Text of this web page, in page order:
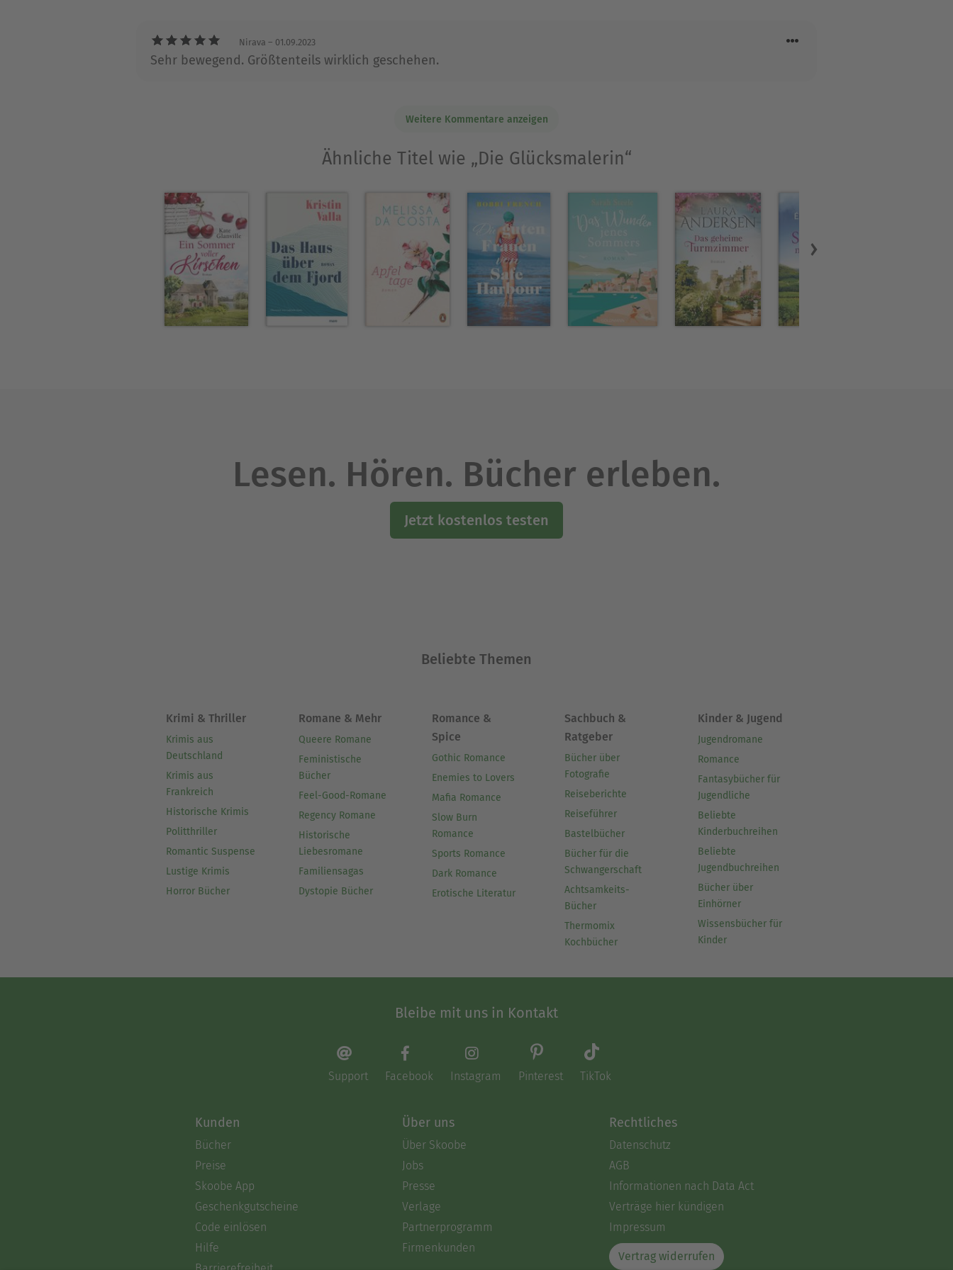
Nirava – 01.09.2023
Sehr bewegend. Größtenteils wirklich geschehen.
Weitere Kommentare anzeigen
Ähnliche Titel wie „Die Glücksmalerin“
Lesen. Hören. Bücher erleben.
Jetzt kostenlos testen
Beliebte Themen
Krimi & Thriller
Krimis aus
Deutschland
Krimis aus
Frankreich
Historische Krimis
Politthriller
Romantic Suspense
Lustige Krimis
Horror Bücher
Romane & Mehr
Queere Romane
Feministische
Bücher
Feel-Good-Romane
Regency Romane
Historische
Liebesromane
Familiensagas
Dystopie Bücher
Romance &
Spice
Gothic Romance
Enemies to Lovers
Mafia Romance
Slow Burn
Romance
Sports Romance
Dark Romance
Erotische Literatur
Sachbuch &
Ratgeber
Bücher über
Fotografie
Reiseberichte
Reiseführer
Bastelbücher
Bücher für die
Schwangerschaft
Achtsamkeits-
Bücher
Thermomix
Kochbücher
Kinder & Jugend
Jugendromane
Romance
Fantasybücher für
Jugendliche
Beliebte
Kinderbuchreihen
Beliebte
Jugendbuchreihen
Bücher über
Einhörner
Wissensbücher für
Kinder
Bleibe mit uns in Kontakt
Support Facebook Instagram Pinterest TikTok
Kunden
Bücher
Preise
Skoobe App
Geschenkgutscheine
Code einlösen
Hilfe
Über uns
Über Skoobe
Jobs
Presse
Verlage
Partnerprogramm
Firmenkunden
Rechtliches
Datenschutz
AGB
Informationen nach Data Act
Verträge hier kündigen
Impressum
Vertrag widerrufen